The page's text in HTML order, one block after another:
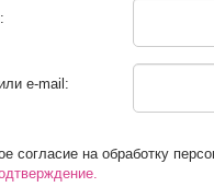
e-mail:
согласие на обработку